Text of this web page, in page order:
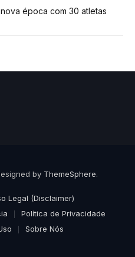
época com 30 atletas
by ThemeSphere.
Legal (Disclaimer)
Política de Privacidade
Sobre Nós